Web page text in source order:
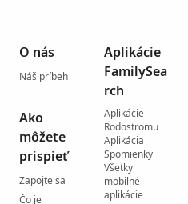
O nás
Náš príbeh
Ako
môžete
prispieť
Zapojte sa
Čo je
Aplikácie
FamilySea
rch
Aplikácie
Rodostromu
Aplikácia
Spomienky
Všetky
mobilné
aplikácie